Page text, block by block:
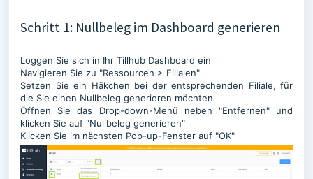
Schritt 1: Nullbeleg im Dashboard generieren
Loggen Sie sich in Ihr Tillhub Dashboard ein
Navigieren Sie zu "Ressourcen > Filialen"
Setzen Sie ein Häkchen bei der entsprechenden Filiale, für
die Sie einen Nullbeleg generieren möchten
Öffnen Sie das Drop-down-Menü neben "Entfernen" und
klicken Sie auf "Nullbeleg generieren"
Klicken Sie im nächsten Pop-up-Fenster auf "OK"